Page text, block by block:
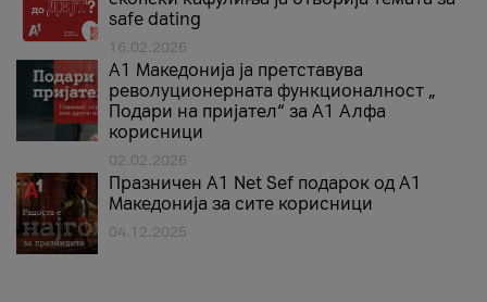
safe dating
16.02.2026
А1 Македонија ја претставува
револуционерната функционалност „
Подари на пријател“ за А1 Алфа
корисници
02.02.2026
Празничен A1 Net Sеf подарок од А1
Македонија за сите корисници
04.12.2025